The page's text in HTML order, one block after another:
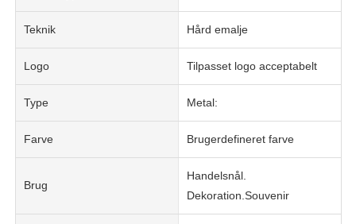
Teknik Hård emalje
Logo Tilpasset logo acceptabelt
Type Metal:
Farve Brugerdefineret farve
Brug
Handelsnål.
Dekoration.Souvenir